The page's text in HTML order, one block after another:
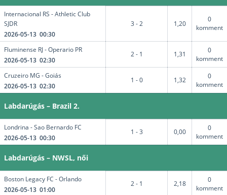
Internacional RS - Athletic Club
SJDR
2026-05-13 00:30
3 - 2 1,20
0
komment
Fluminense RJ - Operario PR
2026-05-13 02:30
2 - 1 1,31
0
komment
Cruzeiro MG - Goiás
2026-05-13 02:30
1 - 0 1,32
0
komment
Labdarúgás – Brazil 2.
Londrina - Sao Bernardo FC
2026-05-13 00:30
1 - 3 0,00
0
komment
Labdarúgás – NWSL, női
Boston Legacy FC - Orlando
2026-05-13 01:00
2 - 1 2,18
0
komment